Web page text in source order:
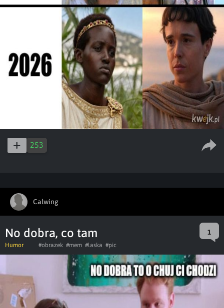
253
Calwing
No dobra, co tam 1
Humor #obrazek #mem #laska #pic